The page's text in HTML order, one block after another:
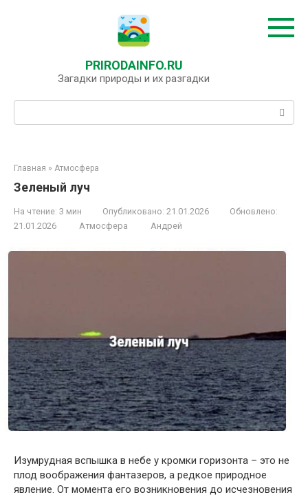
PRIRODAINFO.RU
Загадки природы и их разгадки
Поиск:
Главная » Атмосфера
Зеленый луч
На чтение: 3 мин Опубликовано: 21.01.2026
Обновлено:
21.01.2026
Атмосфера Андрей
Изумрудная вспышка в небе у кромки горизонта – это не
плод воображения фантазеров, а редкое природное
явление. От момента его возникновения до исчезновения